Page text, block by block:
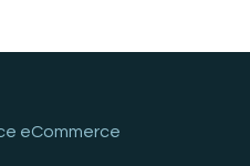
eCommerce